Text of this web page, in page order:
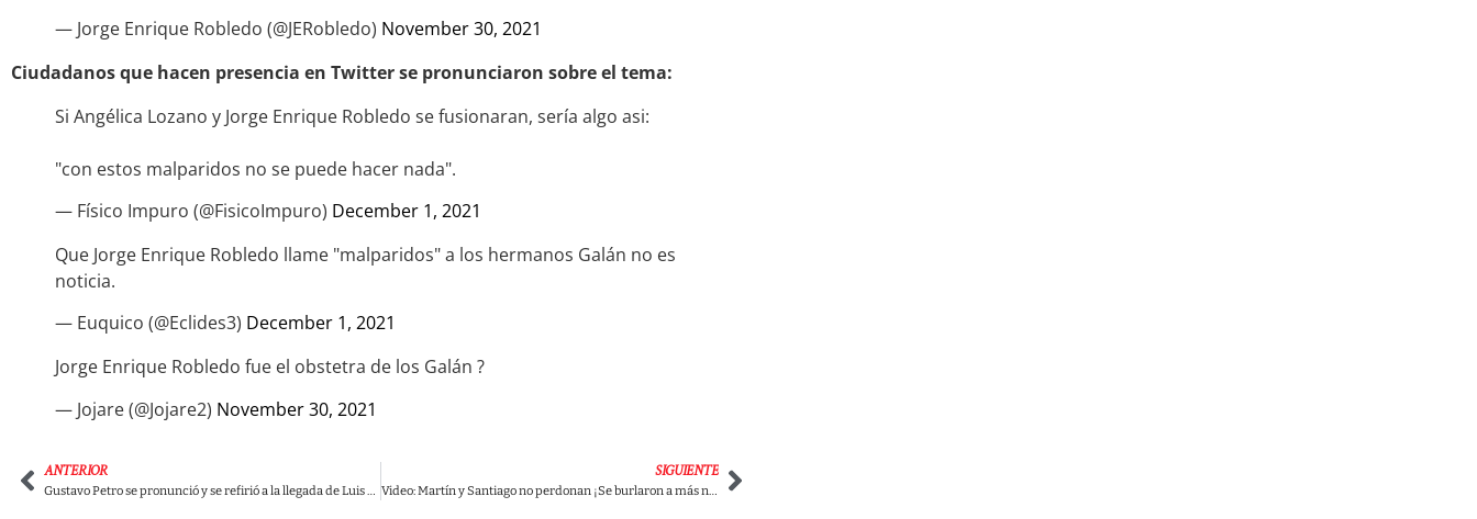
— Jorge Enrique Robledo (@JERobledo) November 30, 2021
Ciudadanos que hacen presencia en Twitter se pronunciaron sobre el tema:
Si Angélica Lozano y Jorge Enrique Robledo se fusionaran, sería algo asi:
"con estos malparidos no se puede hacer nada".
— Físico Impuro (@FisicoImpuro) December 1, 2021
Que Jorge Enrique Robledo llame "malparidos" a los hermanos Galán no es
noticia.
— Euquico (@Eclides3) December 1, 2021
Jorge Enrique Robledo fue el obstetra de los Galán ?
— Jojare (@Jojare2) November 30, 2021
ANTERIOR
Gustavo Petro se pronunció y se refirió a la llegada de Luis Pérez al Pacto Histórico
SIGUIENTE
Video: Martín y Santiago no perdonan ¡Se burlaron a más no poder de Zuluaga y de Gaviria!